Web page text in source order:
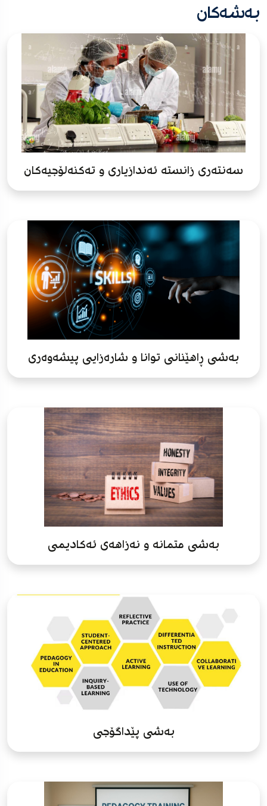
بەشەکان
سەنتەری زانستە ئەندازیاری و تەکنەلۆجیەکان
بەشی ڕاهێنانی توانا و شارەزایی پیشەوەری
بەشی متمانە و نەزاهەی ئەکادیمی
بەشی پێداگۆجی